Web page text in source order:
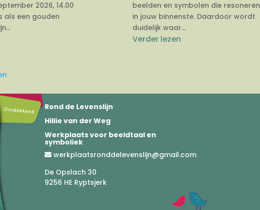
2026, 14.00
als een gouden
beelden en symbolen die resoneren
in jouw binnenste. Daardoor wordt
duidelijk waar...
Verder lezen
Rond de Levenslijn
Hillie van der Weg
Werkplaats voor beeldtaal en
symboliek
werkplaatsronddelevenslijn@gmail.com
De Opslach 30
9256 HE Ryptsjerk